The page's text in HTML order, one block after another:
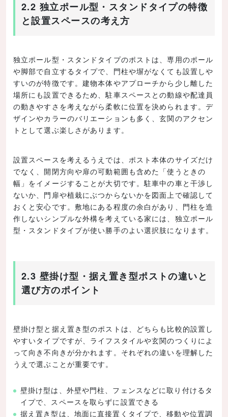
2.2 独立ポール型・スタンドタイプの特徴
と設置スペースの考え方
独立ポール型・スタンドタイプのポストは、専用のポール
や脚部で自立するタイプで、門柱や塀がなくても設置しや
すいのが特徴です。建物本体やアプローチから少し離した
場所にも設置できるため、駐車スペースとの動線や配達員
の動きやすさを考えながら柔軟に位置を決められます。デ
ザインやカラーのバリエーションも多く、玄関のアクセン
トとして選ぶ楽しさがあります。
設置スペースを考えるうえでは、ポスト本体のサイズだけ
でなく、開閉方向や扉の可動範囲も含めた「使うときの
幅」をイメージすることが大切です。駐車中の車と干渉し
ないか、門扉や植栽にぶつからないかを図面上で確認して
おくと安心です。敷地にある程度の余白があり、門柱を造
作しないシンプルな外構を考えている家には、独立ポール
型・スタンドタイプが使い勝手のよい選択肢になります。
2.3 壁掛け型・据え置き型ポストの違いと
選び方のポイント
壁掛け型と据え置き型のポストは、どちらも比較的設置し
やすいタイプですが、ライフスタイルや玄関のつくりによ
って向き不向きが分かれます。それぞれの違いを理解した
うえで選ぶことが重要です。
壁掛け型は、外壁や門柱、フェンスなどに取り付けるタ
イプで、スペースを取らずに設置できる
据え置き型は、地面に直接置くタイプで、移動や位置調